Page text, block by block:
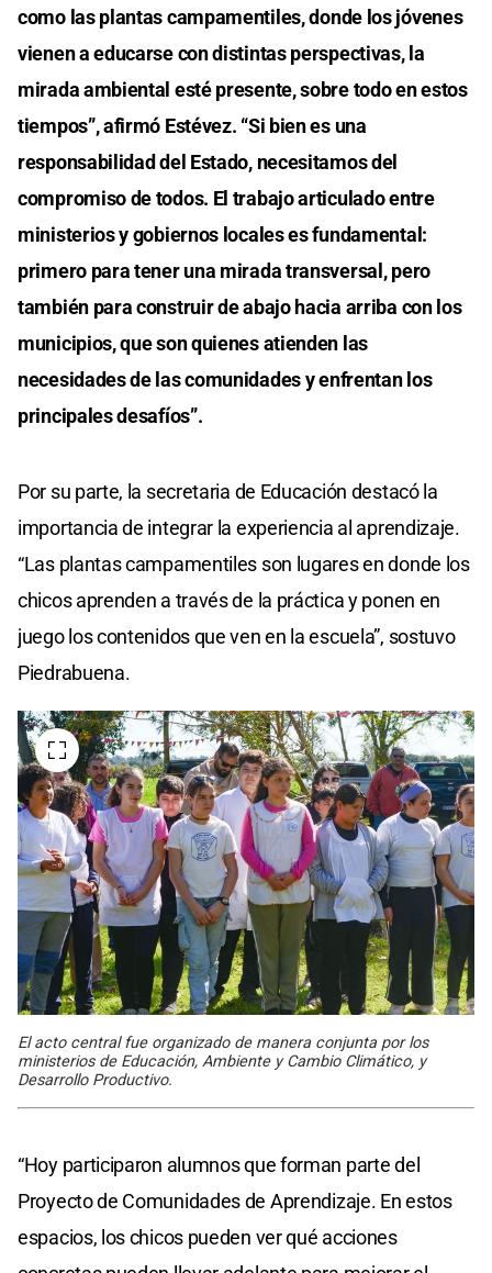
como las plantas campamentiles, donde los jóvenes
vienen a educarse con distintas perspectivas, la
mirada ambiental esté presente, sobre todo en estos
tiempos”, afirmó Estévez. “Si bien es una
responsabilidad del Estado, necesitamos del
compromiso de todos. El trabajo articulado entre
ministerios y gobiernos locales es fundamental:
primero para tener una mirada transversal, pero
también para construir de abajo hacia arriba con los
municipios, que son quienes atienden las
necesidades de las comunidades y enfrentan los
principales desafíos”.
Por su parte, la secretaria de Educación destacó la
importancia de integrar la experiencia al aprendizaje.
“Las plantas campamentiles son lugares en donde los
chicos aprenden a través de la práctica y ponen en
juego los contenidos que ven en la escuela”, sostuvo
Piedrabuena.
El acto central fue organizado de manera conjunta por los
ministerios de Educación, Ambiente y Cambio Climático, y
Desarrollo Productivo.
“Hoy participaron alumnos que forman parte del
Proyecto de Comunidades de Aprendizaje. En estos
espacios, los chicos pueden ver qué acciones